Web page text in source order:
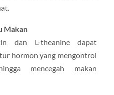
Makan
dan L-theanine dapat
hormon yang mengontrol
mencegah makan